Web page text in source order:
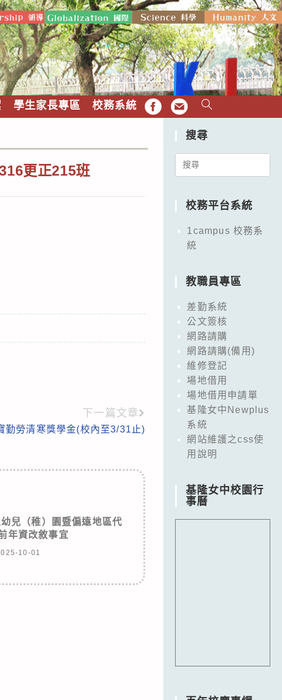
學生家長專區 校務系統 FB EMAIL
更正215班
下一篇文章
勤勞清寒獎學金(校內至3/31止)
兒（稚）園暨偏遠地區代
年資改敘事宜
10-01
搜尋
Search
校務平台系統
1campus 校務系
統
教職員專區
差勤系統
公文簽核
網路請購
網路請購(備用)
維修登記
場地借用
場地借用申請單
基隆女中Newplus
系統
網站維護之css使
用說明
基隆女中校園行
事曆